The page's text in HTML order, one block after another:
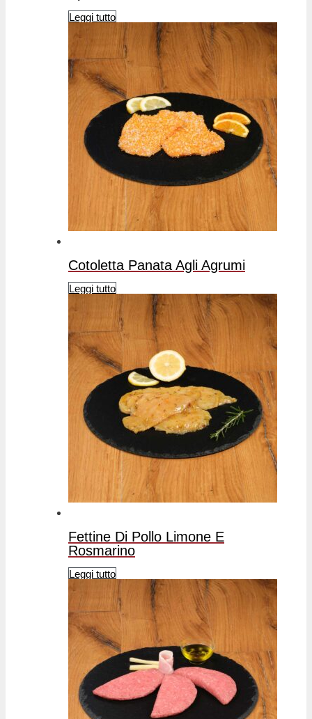
Leggi tutto
Cotoletta Panata Agli Agrumi
Leggi tutto
Fettine Di Pollo Limone E
Rosmarino
Leggi tutto